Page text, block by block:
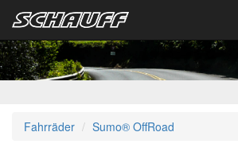
Fahrräder Sumo® OffRoad